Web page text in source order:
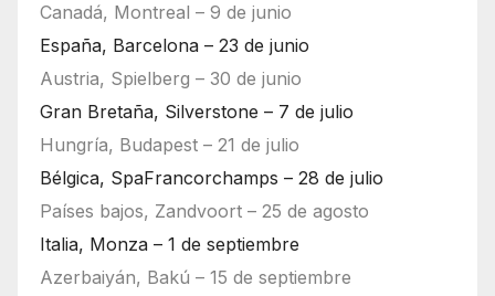
Canadá, Montreal – 9 de junio
España, Barcelona – 23 de junio
Austria, Spielberg – 30 de junio
Gran Bretaña, Silverstone – 7 de julio
Hungría, Budapest – 21 de julio
Bélgica, SpaFrancorchamps – 28 de julio
Países bajos, Zandvoort – 25 de agosto
Italia, Monza – 1 de septiembre
Azerbaiyán, Bakú – 15 de septiembre